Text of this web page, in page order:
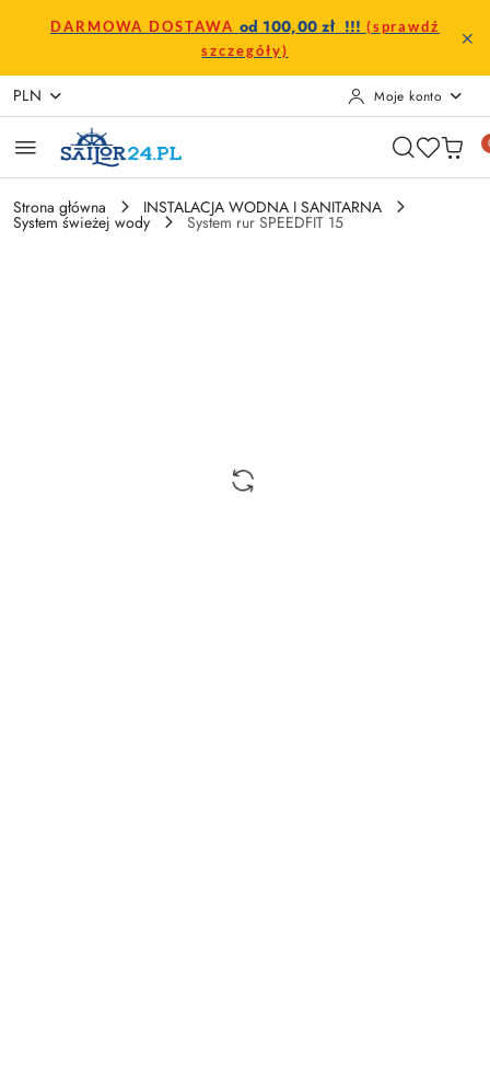
Przejdź do treści głównej
Przejdź do wyszukiwarki
Przejdź do moje konto
Przejdź do menu głównego
Przejdź do opisu produktu
Przejdź do stopki
DARMOWA DOSTAWA od 100,00 zł !!! (sprawdź
szczegóły)
PLN Moje konto
Strona główna INSTALACJA WODNA I SANITARNA
System świeżej wody System rur SPEEDFIT 15